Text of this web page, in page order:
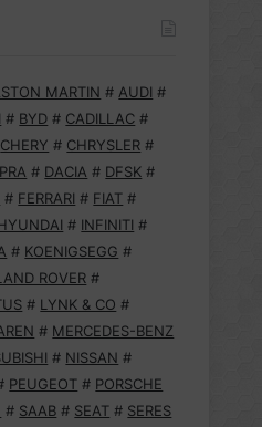
MARTIN # AUDI #
# BYD # CADILLAC #
CHERY # CHRYSLER #
# DACIA # DFSK #
# FERRARI # FIAT #
# INFINITI #
# KOENIGSEGG #
ROVER #
# LYNK & CO #
# MERCEDES-BENZ
# NISSAN #
PEUGEOT # PORSCHE
# SAAB # SEAT # SERES